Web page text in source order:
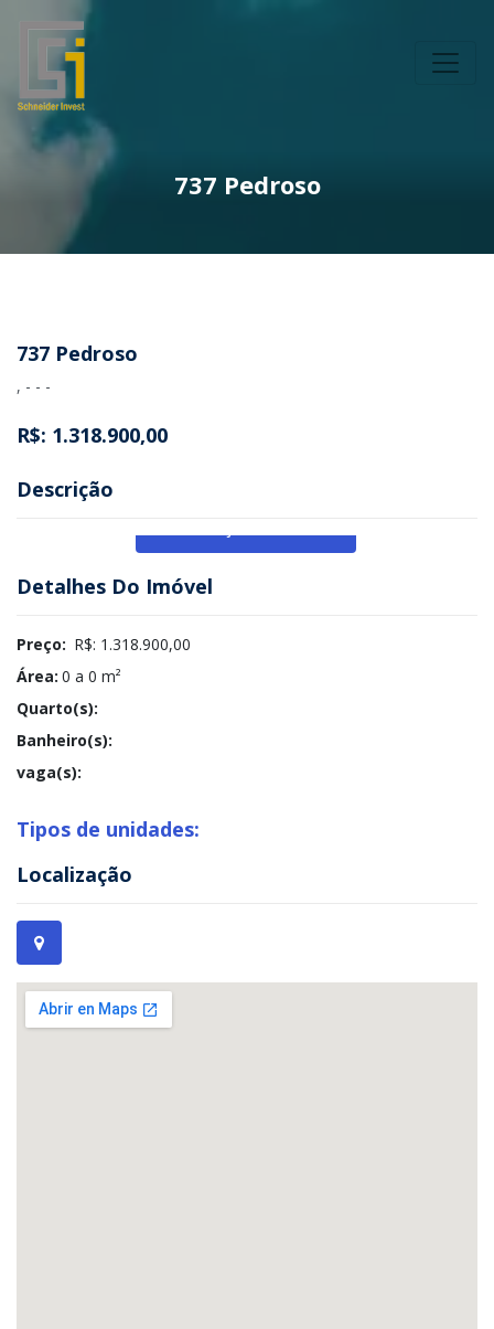
737 Pedroso
737 Pedroso
, - - -
R$: 1.318.900,00
Descrição
Detalhes Do Imóvel
Preço: R$: 1.318.900,00
Área: 0 a 0 m²
Quarto(s):
Banheiro(s):
vaga(s):
Tipos de unidades:
Localização